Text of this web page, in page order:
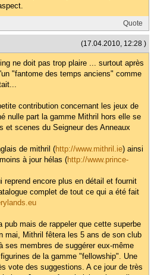
Quote
(17.04.2010, 12:28 )
ne doit pas trop plaire ... surtout après
"fantome des temps anciens" comme
contribution concernant les jeux de
nulle part la gamme Mithril hors elle se
et scenes du Seigneur des Anneaux
de mithril (http://www.mithril.ie) ainsi
à jour hélas (http://www.prince-
reprend encore plus en détail et fournit
complet de tout ce qui a été fait
pub mais de rappeler que cette superbe
mai, Mithril fêtera les 5 ans de son club
ses membres de suggérer eux-même
de la gamme "fellowship". Une
vote des suggestions. A ce jour de très